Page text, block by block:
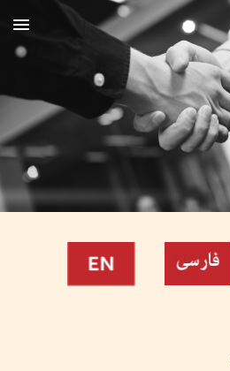
Skip to main content